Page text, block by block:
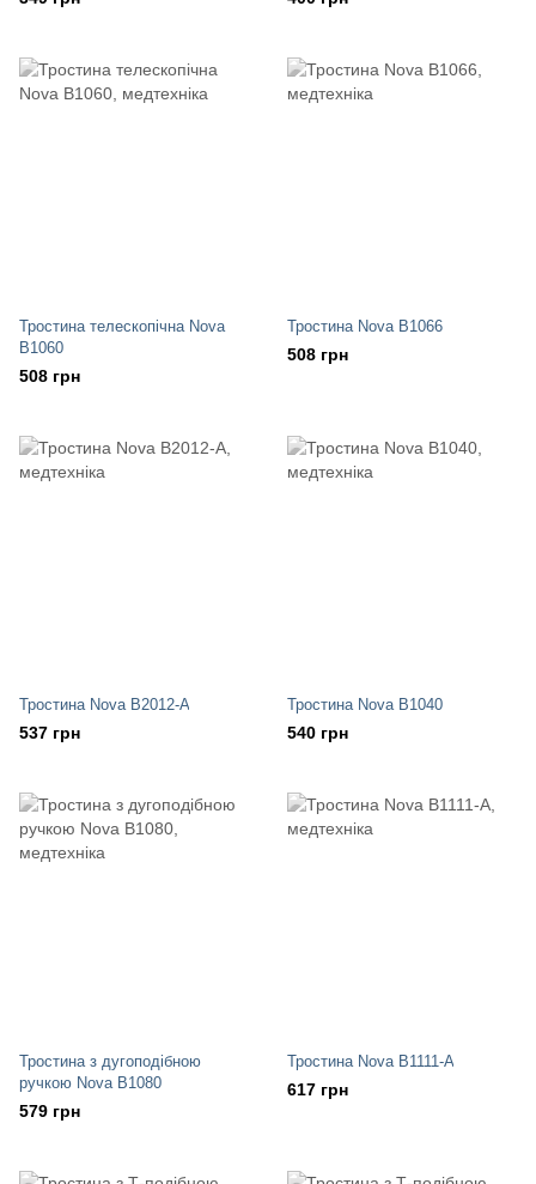
Тростина телескопічна Nova
В1060
508 грн
Тростина Nova B1066
508 грн
Тростина Nova B2012-A
537 грн
Тростина Nova B1040
540 грн
Тростина з дугоподібною
ручкою Nova В1080
579 грн
Тростина Nova B1111-A
617 грн